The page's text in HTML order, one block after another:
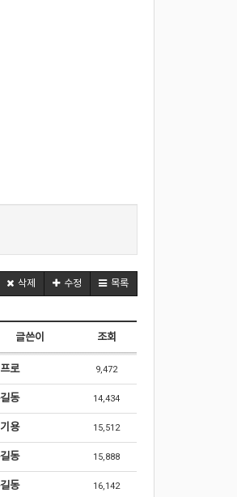
삭제 수정 목록
글쓴이 조회
로 9,472
동 14,434
용 15,512
동 15,888
동 16,142